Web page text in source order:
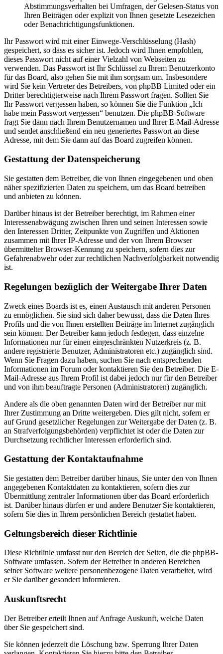
Abstimmungsverhalten bei Umfragen, der Gelesen-Status von
Ihren Beiträgen oder explizit von Ihnen gesetzte Lesezeichen
oder Benachrichtigungsfunktionen.
Ihr Passwort wird mit einer Einwege-Verschlüsselung (Hash)
gespeichert, so dass es sicher ist. Jedoch wird Ihnen empfohlen,
dieses Passwort nicht auf einer Vielzahl von Webseiten zu
verwenden. Das Passwort ist Ihr Schlüssel zu Ihrem Benutzerkonto
für das Board, also gehen Sie mit ihm sorgsam um. Insbesondere
wird Sie kein Vertreter des Betreibers, von phpBB Limited oder ein
Dritter berechtigterweise nach Ihrem Passwort fragen. Sollten Sie
Ihr Passwort vergessen haben, so können Sie die Funktion „Ich
habe mein Passwort vergessen“ benutzen. Die phpBB-Software
fragt Sie dann nach Ihrem Benutzernamen und Ihrer E-Mail-Adresse
und sendet anschließend ein neu generiertes Passwort an diese
Adresse, mit dem Sie dann auf das Board zugreifen können.
Gestattung der Datenspeicherung
Sie gestatten dem Betreiber, die von Ihnen eingegebenen und oben
näher spezifizierten Daten zu speichern, um das Board betreiben
und anbieten zu können.
Darüber hinaus ist der Betreiber berechtigt, im Rahmen einer
Interessenabwägung zwischen Ihren und seinen Interessen sowie
den Interessen Dritter, Zeitpunkte von Zugriffen und Aktionen
zusammen mit Ihrer IP-Adresse und der von Ihrem Browser
übermittelter Browser-Kennung zu speichern, sofern dies zur
Gefahrenabwehr oder zur rechtlichen Nachverfolgbarkeit notwendig
ist.
Regelungen bezüglich der Weitergabe Ihrer Daten
Zweck eines Boards ist es, einen Austausch mit anderen Personen
zu ermöglichen. Sie sind sich daher bewusst, dass die Daten Ihres
Profils und die von Ihnen erstellten Beiträge im Internet zugänglich
sein können. Der Betreiber kann jedoch festlegen, dass einzelne
Informationen nur für einen eingeschränkten Nutzerkreis (z. B.
andere registrierte Benutzer, Administratoren etc.) zugänglich sind.
Wenn Sie Fragen dazu haben, suchen Sie nach entsprechenden
Informationen im Forum oder kontaktieren Sie den Betreiber. Die E-
Mail-Adresse aus Ihrem Profil ist dabei jedoch nur für den Betreiber
und von ihm beauftragte Personen (Administratoren) zugänglich.
Andere als die oben genannten Daten wird der Betreiber nur mit
Ihrer Zustimmung an Dritte weitergeben. Dies gilt nicht, sofern er
auf Grund gesetzlicher Regelungen zur Weitergabe der Daten (z. B.
an Strafverfolgungsbehörden) verpflichtet ist oder die Daten zur
Durchsetzung rechtlicher Interessen erforderlich sind.
Gestattung der Kontaktaufnahme
Sie gestatten dem Betreiber darüber hinaus, Sie unter den von Ihnen
angegebenen Kontaktdaten zu kontaktieren, sofern dies zur
Übermittlung zentraler Informationen über das Board erforderlich
ist. Darüber hinaus dürfen er und andere Benutzer Sie kontaktieren,
sofern Sie dies in Ihrem persönlichen Bereich gestattet haben.
Geltungsbereich dieser Richtlinie
Diese Richtlinie umfasst nur den Bereich der Seiten, die die phpBB-
Software umfassen. Sofern der Betreiber in anderen Bereichen
seiner Software weitere personenbezogene Daten verarbeitet, wird
er Sie darüber gesondert informieren.
Auskunftsrecht
Der Betreiber erteilt Ihnen auf Anfrage Auskunft, welche Daten
über Sie gespeichert sind.
Sie können jederzeit die Löschung bzw. Sperrung Ihrer Daten